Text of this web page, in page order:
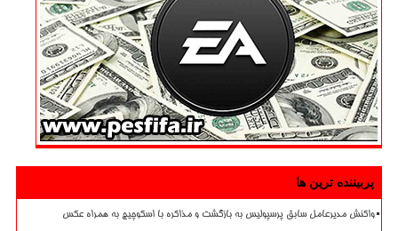
پربیننده ترین ها
واکنش مدیرعامل سابق پرسپولیس به بازگشت و مذاکره با اسکوچیچ به همراه عکس